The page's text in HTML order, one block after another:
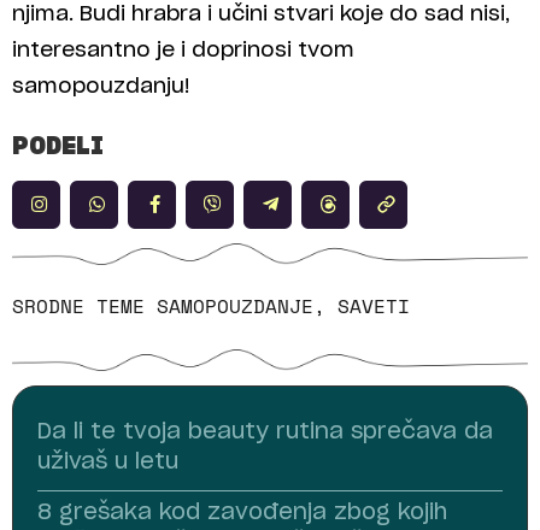
njima. Budi hrabra i učini stvari koje do sad nisi,
interesantno je i doprinosi tvom
samopouzdanju!
PODELI
SRODNE TEME SAMOPOUZDANJE, SAVETI
Da li te tvoja beauty rutina sprečava da
uživaš u letu
8 grešaka kod zavođenja zbog kojih